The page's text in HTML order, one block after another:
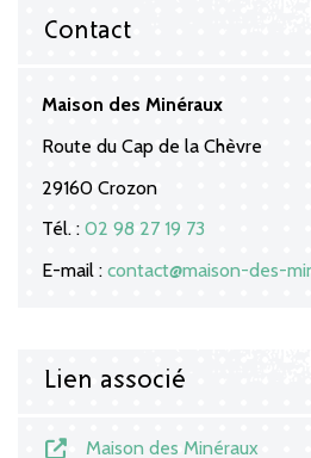
Contact
Maison des Minéraux
Route du Cap de la Chèvre
29160 Crozon
Tél. : 02 98 27 19 73
E-mail : contact@maison-des-
Lien associé
Maison des Minéraux